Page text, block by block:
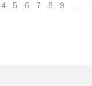
4 5 6 7 8 9